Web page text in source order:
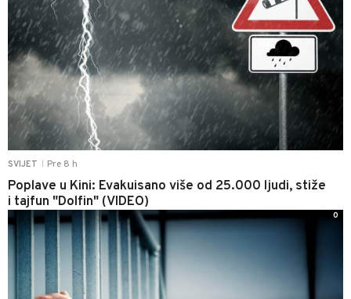
SVIJET Pre 8 h
Poplave u Kini: Evakuisano više od 25.000 ljudi, stiže
i tajfun "Dolfin" (VIDEO)
0